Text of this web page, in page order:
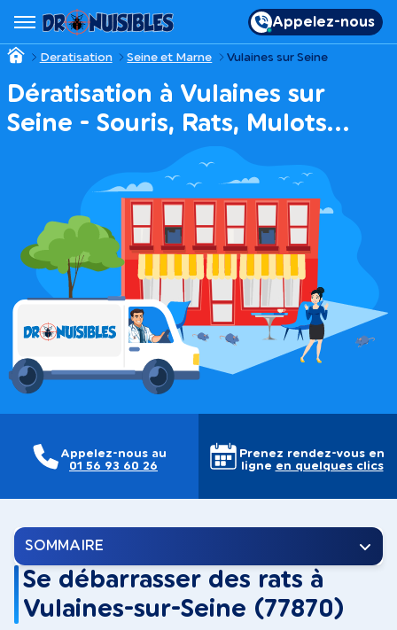
Appelez-nous
Deratisation Seine et Marne Vulaines sur Seine
Dératisation à Vulaines sur
Seine - Souris, Rats, Mulots…
Appelez-nous au
01 56 93 60 26
Prenez rendez-vous en
ligne en quelques clics
SOMMAIRE
Se débarrasser des rats à
Vulaines-sur-Seine (77870)